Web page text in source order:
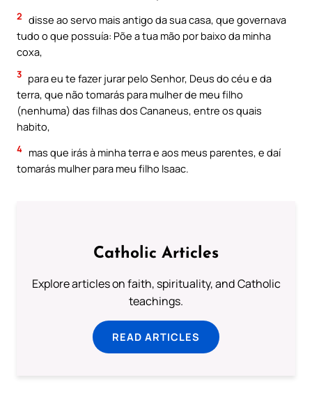
2 disse ao servo mais antigo da sua casa, que governava
tudo o que possuía: Põe a tua mão por baixo da minha
coxa,
3 para eu te fazer jurar pelo Senhor, Deus do céu e da
terra, que não tomarás para mulher de meu filho
(nenhuma) das filhas dos Cananeus, entre os quais
habito,
4 mas que irás à minha terra e aos meus parentes, e daí
tomarás mulher para meu filho Isaac.
Catholic Articles
Explore articles on faith, spirituality, and Catholic
teachings.
READ ARTICLES